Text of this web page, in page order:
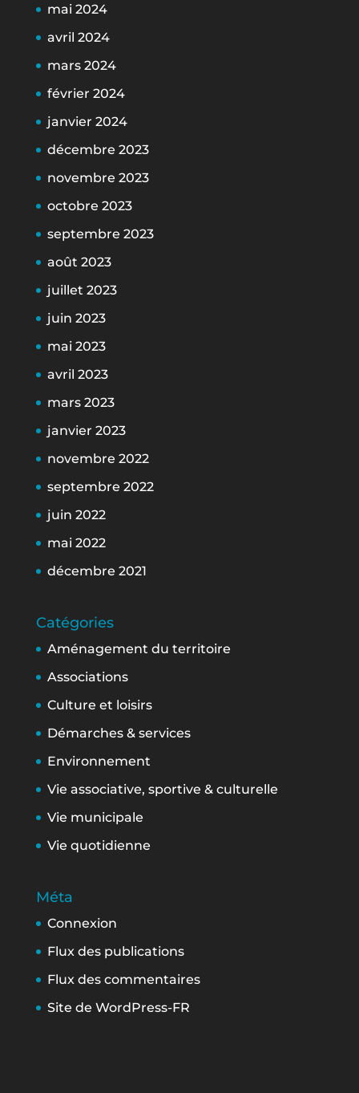
mai 2024
avril 2024
mars 2024
février 2024
janvier 2024
décembre 2023
novembre 2023
octobre 2023
septembre 2023
août 2023
juillet 2023
juin 2023
mai 2023
avril 2023
mars 2023
janvier 2023
novembre 2022
septembre 2022
juin 2022
mai 2022
décembre 2021
Catégories
Aménagement du territoire
Associations
Culture et loisirs
Démarches & services
Environnement
Vie associative, sportive & culturelle
Vie municipale
Vie quotidienne
Méta
Connexion
Flux des publications
Flux des commentaires
Site de WordPress-FR